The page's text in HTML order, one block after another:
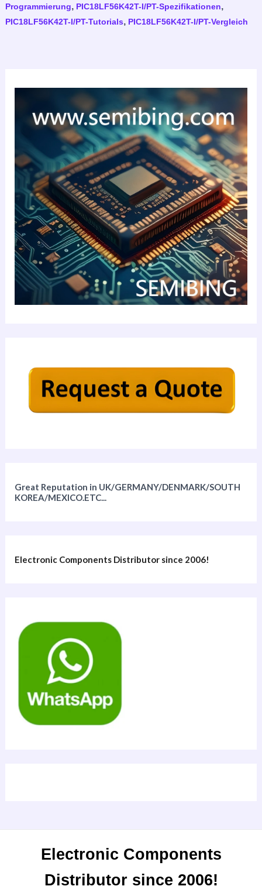
Great Reputation in UK/GERMANY/DENMARK/SOUTH
KOREA/MEXICO.ETC...
Electronic Components Distributor since 2006!
Programmierung, PIC18LF56K42T-I/PT-Spezifikationen,
PIC18LF56K42T-I/PT-Tutorials, PIC18LF56K42T-I/PT-Vergleich
Electronic Components
Distributor since 2006!